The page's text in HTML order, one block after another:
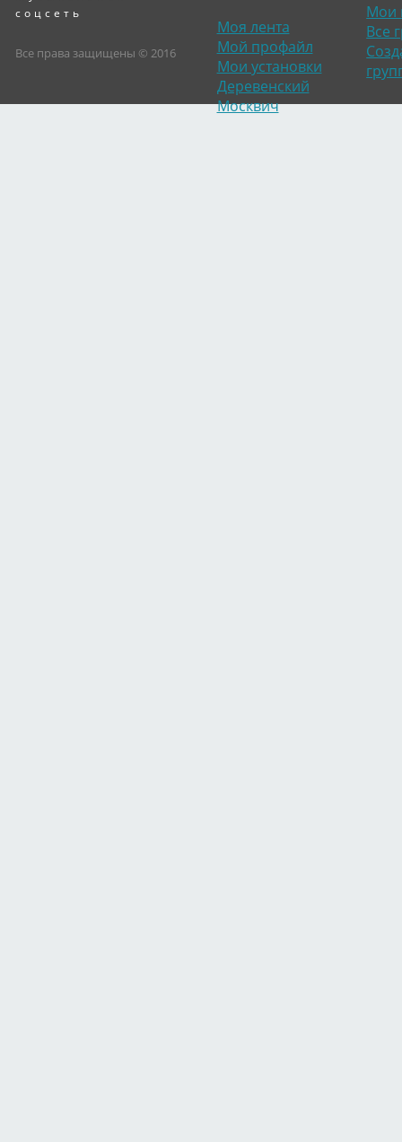
соцсеть
Все права защищены © 2016
Моя лента
Мой профайл
Мои установки
Деревенский
Москвич
Мои
Все